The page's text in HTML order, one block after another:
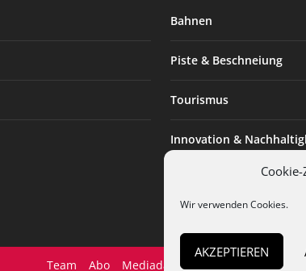
Wir verwenden Cookies.
AKZEPTIEREN
Bahnen
Piste & Beschneiung
Tourismus
Innovation &
Expertise & Technik
Team Abo Mediadaten